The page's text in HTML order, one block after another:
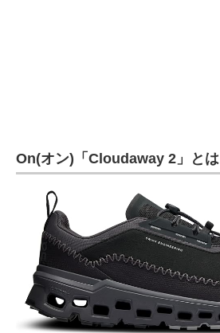
電子設計の基本と応用
エネルギーの専門メディア
建設×テクノロジーの最前線
ちょっと気になるネットの話題
On(オン)「Cloudaway 2」とは